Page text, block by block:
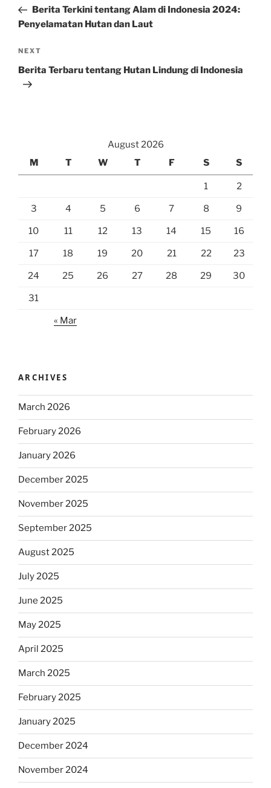
PostBerita Terkini tentang Alam di Indonesia 2024:
Penyelamatan Hutan dan Laut
Next
Post
NEXT
Berita Terbaru tentang Hutan Lindung di Indonesia
August 2026
M
T W T F S S
1 2
3 4 5 6 7 8 9
10 11 12 13 14 15 16
17 18 19 20 21 22 23
24 25 26 27 28 29 30
31
« Mar
ARCHIVES
March 2026
February 2026
January 2026
December 2025
November 2025
September 2025
August 2025
July 2025
June 2025
May 2025
April 2025
March 2025
February 2025
January 2025
December 2024
November 2024